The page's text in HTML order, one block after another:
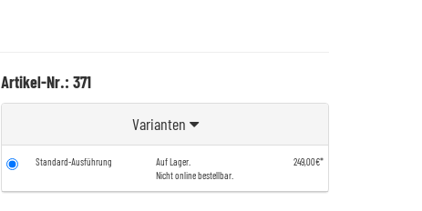
Artikel-Nr.: 371
Varianten
Standard-Ausführung
Auf Lager.
Nicht online bestellbar.
249,00€*